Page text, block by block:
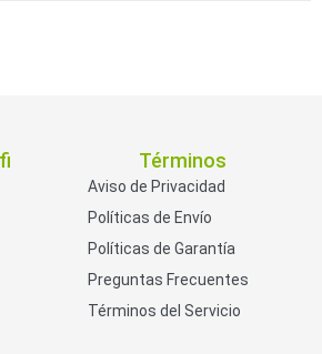
Términos
Aviso de Privacidad
Políticas de Envío
Políticas de Garantía
Preguntas Frecuentes
Términos del Servicio